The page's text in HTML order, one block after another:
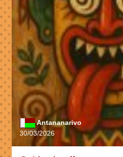
Antananarivo
30/03/2026